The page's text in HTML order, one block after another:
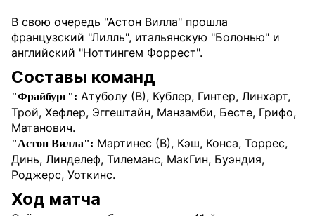
В свою очередь "Астон Вилла" прошла
французский "Лилль", итальянскую "Болонью" и
английский "Ноттингем Форрест".
Составы команд
"Фрайбург": Атуболу (В), Кублер, Гинтер, Линхарт,
Трой, Хефлер, Эггештайн, Манзамби, Бесте, Грифо,
Матанович.
"Астон Вилла": Мартинес (В), Кэш, Конса, Торрес,
Динь, Линделеф, Тилеманс, МакГин, Буэндия,
Роджерс, Уоткинс.
Ход матча